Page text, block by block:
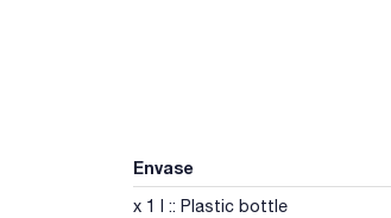
Envase
x 1 l :: Plastic bottle